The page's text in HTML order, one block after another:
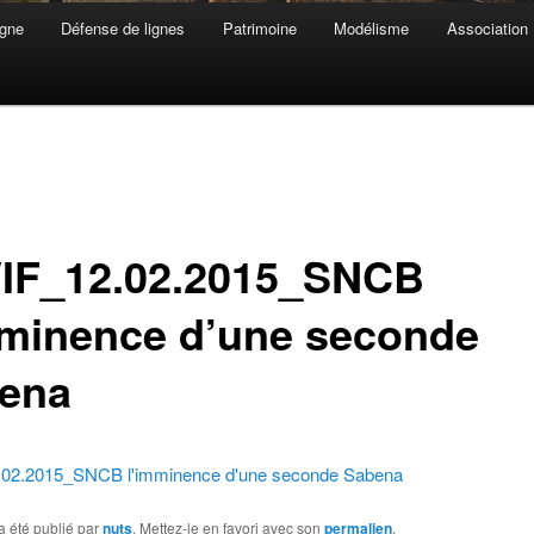
Défense de lignes Patrimoine Modélisme Association
d’une seconde
l'imminence d'une seconde Sabena
été publié parnuts. Mettez-le en favori avec son permalien.